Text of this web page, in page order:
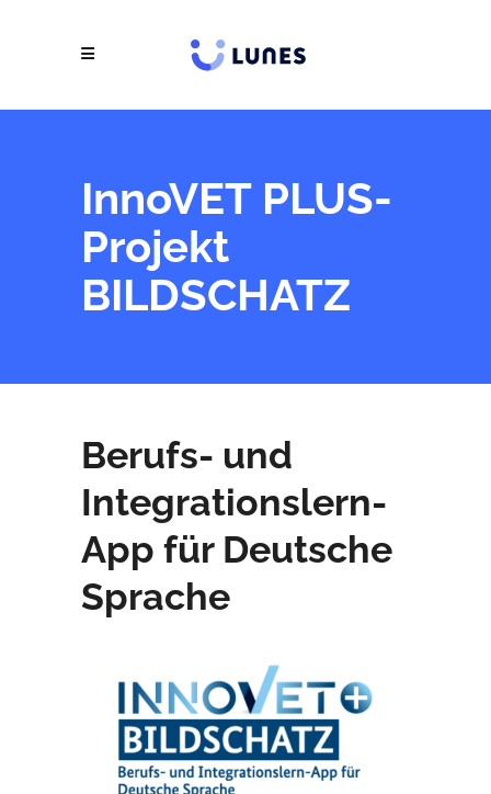
InnoVET PLUS-
Projekt
BILDSCHATZ
Berufs- und
Integrationslern-
App für Deutsche
Sprache